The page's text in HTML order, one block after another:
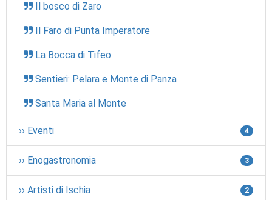
Il bosco di Zaro
Il Faro di Punta Imperatore
La Bocca di Tifeo
Sentieri: Pelara e Monte di Panza
Santa Maria al Monte
›› Eventi 4
›› Enogastronomia 3
›› Artisti di Ischia 2